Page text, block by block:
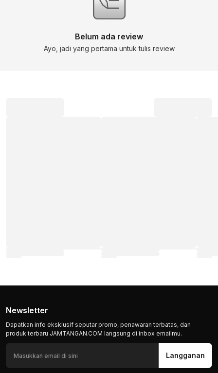
Newsletter
Dapatkan info eksklusif seputar promo, penawaran terbatas, dan
produk terbaru JAMTANGAN.COM langsung di inbox emailmu.
Langganan
Belum ada review
Ayo, jadi yang pertama untuk tulis review